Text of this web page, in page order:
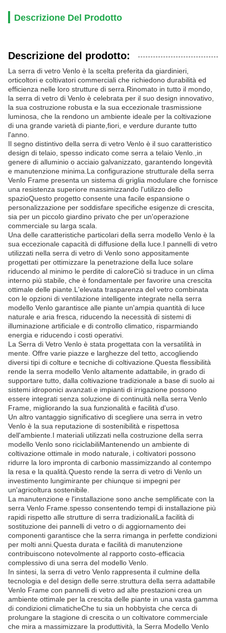
Descrizione Del Prodotto
Descrizione del prodotto:
La serra di vetro Venlo è la scelta preferita da giardinieri,
orticoltori e coltivatori commerciali che richiedono durabilità ed
efficienza nelle loro strutture di serra.Rinomato in tutto il mondo,
la serra di vetro di Venlo è celebrata per il suo design innovativo,
la sua costruzione robusta e la sua eccezionale trasmissione
luminosa, che la rendono un ambiente ideale per la coltivazione
di una grande varietà di piante,fiori, e verdure durante tutto
l'anno.
Il segno distintivo della serra di vetro Venlo è il suo caratteristico
design di telaio, spesso indicato come serra a telaio Venlo.,in
genere di alluminio o acciaio galvanizzato, garantendo longevità
e manutenzione minima.La configurazione strutturale della serra
Venlo Frame presenta un sistema di griglia modulare che fornisce
una resistenza superiore massimizzando l'utilizzo dello
spazioQuesto progetto consente una facile espansione o
personalizzazione per soddisfare specifiche esigenze di crescita,
sia per un piccolo giardino privato che per un'operazione
commerciale su larga scala.
Una delle caratteristiche particolari della serra modello Venlo è la
sua eccezionale capacità di diffusione della luce.I pannelli di vetro
utilizzati nella serra di vetro di Venlo sono appositamente
progettati per ottimizzare la penetrazione della luce solare
riducendo al minimo le perdite di caloreCiò si traduce in un clima
interno più stabile, che è fondamentale per favorire una crescita
ottimale delle piante.L'elevata trasparenza del vetro combinata
con le opzioni di ventilazione intelligente integrate nella serra
modello Venlo garantisce alle piante un'ampia quantità di luce
naturale e aria fresca, riducendo la necessità di sistemi di
illuminazione artificiale e di controllo climatico, risparmiando
energia e riducendo i costi operativi.
La Serra di Vetro Venlo è stata progettata con la versatilità in
mente. Offre varie piazze e larghezze del tetto, accogliendo
diversi tipi di colture e tecniche di coltivazione.Questa flessibilità
rende la serra modello Venlo altamente adattabile, in grado di
supportare tutto, dalla coltivazione tradizionale a base di suolo ai
sistemi idroponici avanzati.e impianti di irrigazione possono
essere integrati senza soluzione di continuità nella serra Venlo
Frame, migliorando la sua funzionalità e facilità d'uso.
Un altro vantaggio significativo di scegliere una serra in vetro
Venlo è la sua reputazione di sostenibilità e rispettosa
dell'ambiente.I materiali utilizzati nella costruzione della serra
modello Venlo sono riciclabiliMantenendo un ambiente di
coltivazione ottimale in modo naturale, i coltivatori possono
ridurre la loro impronta di carbonio massimizzando al contempo
la resa e la qualità.Questo rende la serra di vetro di Venlo un
investimento lungimirante per chiunque si impegni per
un'agricoltura sostenibile.
La manutenzione e l'installazione sono anche semplificate con la
serra Venlo Frame.spesso consentendo tempi di installazione più
rapidi rispetto alle strutture di serra tradizionaliLa facilità di
sostituzione dei pannelli di vetro o di aggiornamento dei
componenti garantisce che la serra rimanga in perfette condizioni
per molti anni.Questa durata e facilità di manutenzione
contribuiscono notevolmente al rapporto costo-efficacia
complessivo di una serra del modello Venlo.
In sintesi, la serra di vetro Venlo rappresenta il culmine della
tecnologia e del design delle serre.struttura della serra adattabile
Venlo Frame con pannelli di vetro ad alte prestazioni crea un
ambiente ottimale per la crescita delle piante in una vasta gamma
di condizioni climaticheChe tu sia un hobbyista che cerca di
prolungare la stagione di crescita o un coltivatore commerciale
che mira a massimizzare la produttività, la Serra Modello Venlo